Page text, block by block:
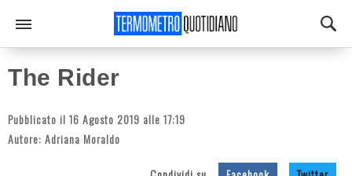
The Rider
Pubblicato il 16 Agosto 2019 alle 17:19
Autore: Adriana Moraldo